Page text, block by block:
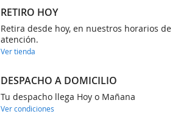
RETIRO HOY
Retira desde hoy, en nuestros horarios de
atención.
Ver tienda
DESPACHO A DOMICILIO
Tu despacho llega Hoy o Mañana
Ver condiciones